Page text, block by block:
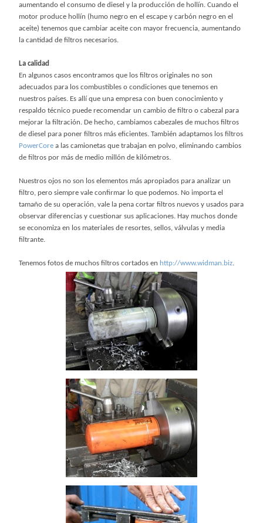
aumentando el consumo de diesel y la producción de hollín. Cuando el
motor produce hollín (humo negro en el escape y carbón negro en el
aceite) tenemos que cambiar aceite con mayor frecuencia, aumentando
la cantidad de filtros necesarios.
La calidad
En algunos casos encontramos que los filtros originales no son
adecuados para los combustibles o condiciones que tenemos en
nuestros países. Es allí que una empresa con buen conocimiento y
respaldo técnico puede recomendar un cambio de filtro o cabezal para
mejorar la filtración. De hecho, cambiamos cabezales de muchos filtros
de diesel para poner filtros más eficientes. También adaptamos los filtros
PowerCore a las camionetas que trabajan en polvo, eliminando cambios
de filtros por más de medio millón de kilómetros.
Nuestros ojos no son los elementos más apropiados para analizar un
filtro, pero siempre vale confirmar lo que podemos. No importa el
tamaño de su operación, vale la pena cortar filtros nuevos y usados para
observar diferencias y cuestionar sus aplicaciones. Hay muchos donde
se economiza en los materiales de resortes, sellos, válvulas y media
filtrante.
Tenemos fotos de muchos filtros cortados en http://www.widman.biz.